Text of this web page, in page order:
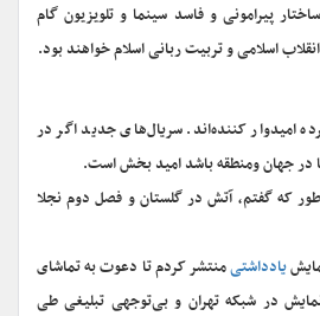
پیرامونی و فاسد سینما و تلویزیون گام
اسلامی و تربیت ربانی اسلام خواهند بود.
امیدوار کننده‌اند. سریال‌های جدید اگر در
در جهان و‌منطقه باشد امید بخش است.
که گفتم، آتش در گلستان و فصل دوم نجلا
یادداشتیمنتشر کردم تا دعوت به تماشای
در شبکه تهران و بی‌توجهی تبلیغی طی